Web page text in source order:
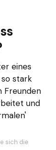
eines
stark
Freunden
und
sich die